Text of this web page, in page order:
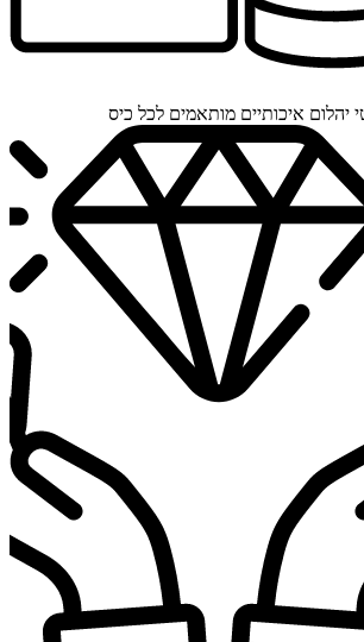
איכותיים מותאמים לכל כיס